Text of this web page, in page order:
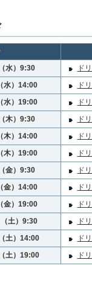
水）9:30
ド
水）14:00
ド
水）19:00
ド
木）9:30
ド
木）14:00
ド
木）19:00
ド
金）9:30
ド
金）14:00
ド
金）19:00
ド
土）9:30
ド
土）14:00
ド
土）19:00
ド